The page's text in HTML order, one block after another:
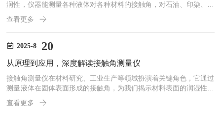
润性，仪器能测量各种液体对各种材料的接触角，对石油、印染、医
药、喷涂、选矿等行业的科研生产有非常重要的作用。许多客户在实
测过程中，会产生这样的问题，在不同仪器上测试过后的水滴角数值
不同。对于这个问题，可以进行多点测值，看看是否不一样，若误差
较大，则说明表面肯定存在问题。所以在测试中必须确认是同一批次
目的。水滴角仪器使用需求和精度要求：接触角仪器的精度不能一
概...
查看更多
2025-8 20
从原理到应用，深度解读接触角测量仪
接触角测量仪在材料研究、工业生产等领域扮演着关键角色，它通过
测量液体在固体表面形成的接触角，为我们揭示材料表面的润湿性及
相关特性。​其原理基于液滴在固体表面的润湿行为。当液滴置于固体
表面时，会形成特定的接触角，这一角度由固-液-气三相界面的表面
查看更多